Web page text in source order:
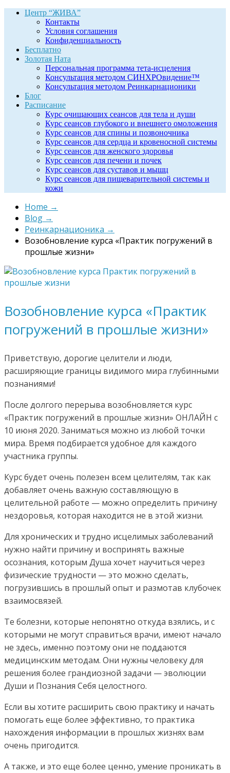
Центр “ЖИВА”
Контакты
Условия соглашения
Конфиденциальность
Бесплатно
Золотая Ната
Персональная программа тета-исцеления
Консультация методом СИНХРОвидение™
Консультация методом Реинкарнационики
Блог
Расписание
Курс очищающих сеансов для тела и души
Курс сеансов глубокого и внешнего омоложения
Курс сеансов для спины и позвоночника
Курс сеансов для сердца и кровеносной системы
Курс сеансов для женского здоровья
Курс сеансов для печени и почек
Курс сеансов для суставов и мышц
Курс сеансов для пищеварительной системы и
кожи
Home →
Blog →
Реинкарнационика →
Возобновление курса «Практик погружений в
прошлые жизни»
Возобновление курса «Практик
погружений в прошлые жизни»
Приветствую, дорогие целители и люди,
расширяющие границы видимого мира глубинными
познаниями!
После долгого перерыва возобновляется курс
«Практик погружений в прошлые жизни» ОНЛАЙН с
10 июня 2020. Заниматься можно из любой точки
мира. Время подбирается удобное для каждого
участника группы.
Курс будет очень полезен всем целителям, так как
добавляет очень важную составляющую в
целительной работе — можно определить причину
нездоровья, которая находится не в этой жизни.
Для хронических и трудно исцелимых заболеваний
нужно найти причину и воспринять важные
осознания, которым Душа хочет научиться через
физические трудности — это можно сделать,
погрузившись в прошлый опыт и размотав клубочек
взаимосвязей.
Те болезни, которые непонятно откуда взялись, и с
которыми не могут справиться врачи, имеют начало
не здесь, именно поэтому они не поддаются
медицинским методам. Они нужны человеку для
решения более грандиозной задачи — эволюции
Души и Познания Себя целостного.
Если вы хотите расширить свою практику и начать
помогать еще более эффективно, то практика
нахождения информации в прошлых жизнях вам
очень пригодится.
А также, и это еще более ценно, умение проникать в